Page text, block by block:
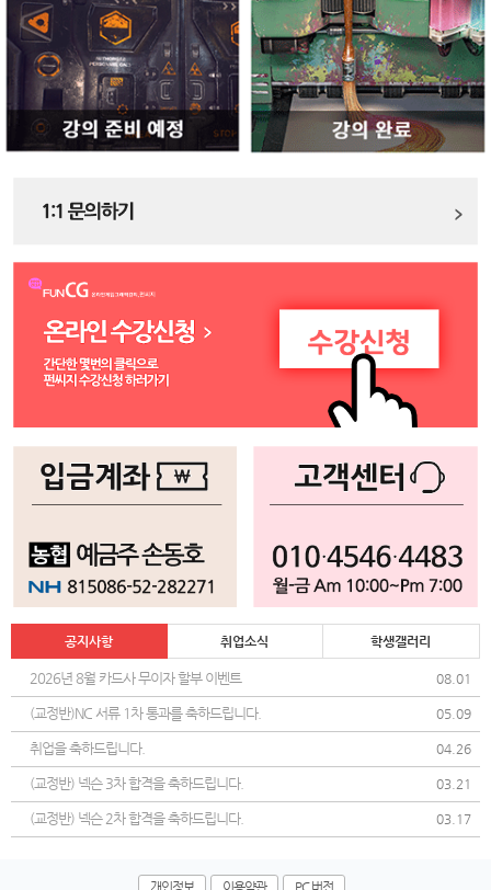
공지사항 취업소식 학생갤러리
2026년 8월 카드사 무이자 할부 이벤트 08.01
(교정반)NC 서류 1차 통과를 축하드립니다. 05.09
취업을 축하드립니다. 04.26
(교정반) 넥슨 3차 합격을 축하드립니다. 03.21
(교정반) 넥슨 2차 합격을 축하드립니다. 03.17
개인정보 이용약관 PC 버전